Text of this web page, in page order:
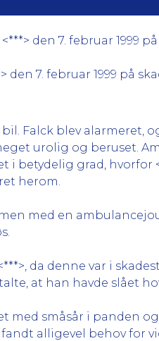
den 7. februar 1999 på
7. februar 1999 på
Falck blev alarmeret,
urolig og beruset.
i betydelig grad, hvorfor
herom.
med en
da denne var i
at han havde slået
med småsår i panden
alligevel behov for